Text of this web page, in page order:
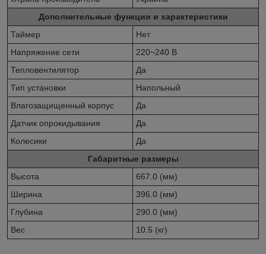
Дополнительные функции и характеристики
Таймер
Нет
Напряжение сети
220~240 В
Тепловентилятор
Да
Тип установки
Напольный
Влагозащищенный корпус
Да
Датчик опрокидывания
Да
Колесики
Да
Габаритные размеры
Высота
667.0 (мм)
Ширина
396.0 (мм)
Глубина
290.0 (мм)
Вес
10.5 (кг)